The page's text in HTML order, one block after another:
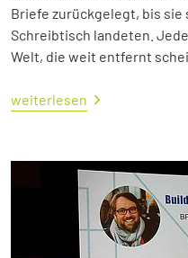
Briefe zurückgelegt, bis
Schreibtisch landeten.
Welt, die weit entfernt
weiterlesen